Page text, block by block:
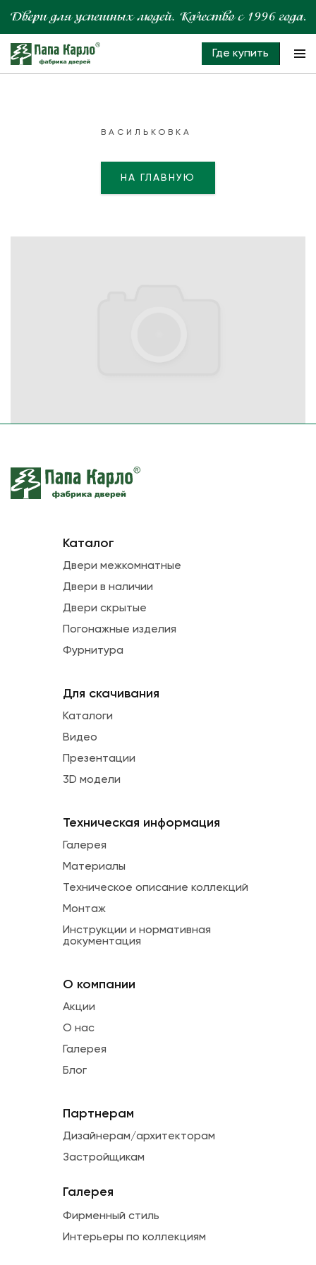
Где купить
ВАСИЛЬКОВКА
НА ГЛАВНУЮ
Каталог
Двери межкомнатные
Двери в наличии
Двери скрытые
Погонажные изделия
Фурнитура
Для скачивания
Каталоги
Видео
Презентации
3D модели
Техническая информация
Галерея
Материалы
Техническое описание коллекций
Монтаж
Инструкции и нормативная
документация
О компании
Акции
О нас
Галерея
Блог
Партнерам
Дизайнерам/архитекторам
Застройщикам
Галерея
Фирменный стиль
Интерьеры по коллекциям